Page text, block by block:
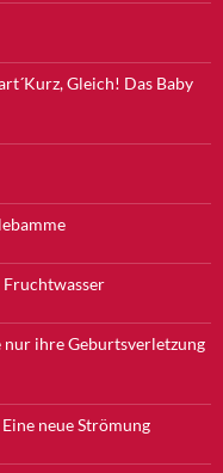
Gleich! Das Baby
ihre Geburtsverletzung
neue Strömung